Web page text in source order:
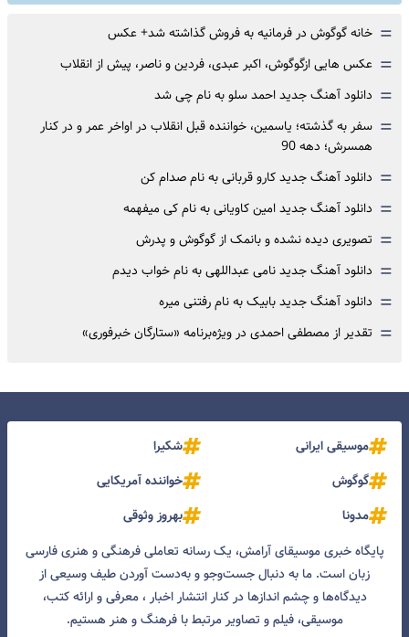
= خانه گوگوش در فرمانیه به فروش گذاشته شد+ عکس
= عکس هایی ازگوگوش، اکبر عبدی، فردین و ناصر، پیش از انقلاب
= دانلود آهنگ جدید احمد سلو به نام چی شد
= سفر به گذشته؛ یاسمین، خواننده قبل انقلاب در اواخر عمر و در کنار
همسرش؛ دهه 90
= دانلود آهنگ جدید کارو قربانی به نام صدام کن
= دانلود آهنگ جدید امین کاویانی به نام کی میفهمه
= تصویری دیده نشده و بانمک از گوگوش و پدرش
= دانلود آهنگ جدید نامی عبداللهی به نام خواب دیدم
= دانلود آهنگ جدید بابیک به نام رفتنی میره
= تقدیر از مصطفی احمدی در ویژه‌برنامه «ستارگان خبرفوری»
موسیقی ایرانی
شکیرا
گوگوش
خواننده آمریکایی
مدونا
بهروز وثوقی
پایگاه خبری موسیقای آرامش، یک رسانه تعاملی فرهنگی و هنری فارسی
زبان است. ما به دنبال جست‌و‌جو و به‌دست آوردن طیف وسیعی از
دیدگاه‌ها و چشم انداز‌ها در کنار انتشار اخبار ، معرفی و ارائه کتب،
موسیقی، فیلم و تصاویر مرتبط با فرهنگ و هنر هستیم.